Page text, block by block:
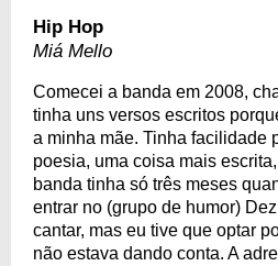
Hip Hop
Miá Mello
Comecei a banda em 2008,
tinha uns versos escritos
a minha mãe. Tinha facilidade
poesia, uma coisa mais
banda tinha só três meses
entrar no (grupo de humor)
cantar, mas eu tive que optar
não estava dando conta. A